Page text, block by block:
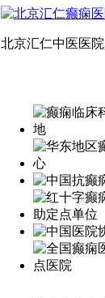
北京汇仁中医医